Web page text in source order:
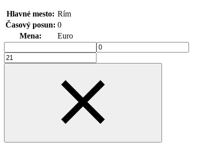
Hlavné mesto: Rím
Časový posun: 0
Mena:
Euro